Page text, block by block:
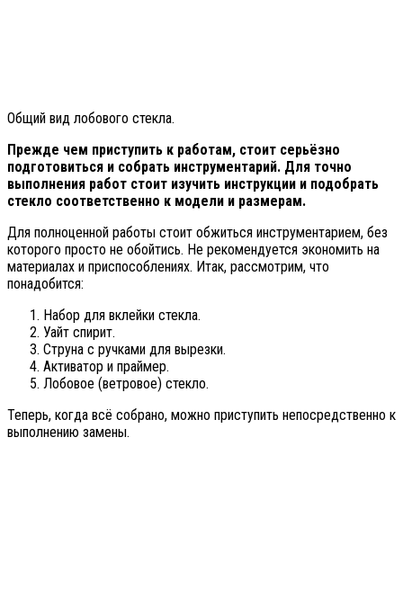
Общий вид лобового стекла.
Прежде чем приступить к работам, стоит серьёзно
подготовиться и собрать инструментарий. Для точно
выполнения работ стоит изучить инструкции и подобрать
стекло соответственно к модели и размерам.
Для полноценной работы стоит обжиться инструментарием, без
которого просто не обойтись. Не рекомендуется экономить на
материалах и приспособлениях. Итак, рассмотрим, что
понадобится:
Набор для вклейки стекла.
Уайт спирит.
Струна с ручками для вырезки.
Активатор и праймер.
Лобовое (ветровое) стекло.
Теперь, когда всё собрано, можно приступить непосредственно к
выполнению замены.